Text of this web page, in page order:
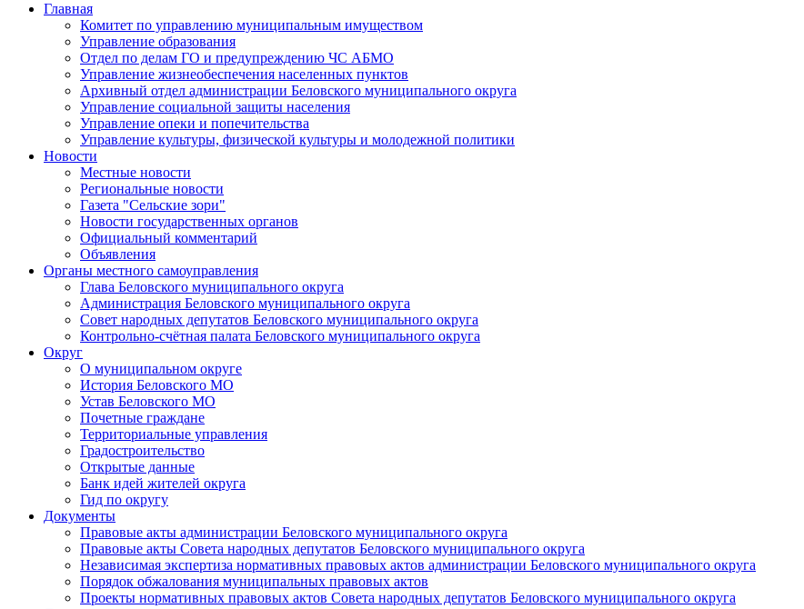
Главная
Комитет по управлению муниципальным имуществом
Управление образования
Отдел по делам ГО и предупреждению ЧС АБМО
Управление жизнеобеспечения населенных пунктов
Архивный отдел администрации Беловского муниципального округа
Управление социальной защиты населения
Управление опеки и попечительства
Управление культуры, физической культуры и молодежной политики
Новости
Местные новости
Региональные новости
Газета "Сельские зори"
Новости государственных органов
Официальный комментарий
Объявления
Органы местного самоуправления
Глава Беловского муниципального округа
Администрация Беловского муниципального округа
Совет народных депутатов Беловского муниципального округа
Контрольно-счётная палата Беловского муниципального округа
Округ
О муниципальном округе
История Беловского МО
Устав Беловского МО
Почетные граждане
Территориальные управления
Градостроительство
Открытые данные
Банк идей жителей округа
Гид по округу
Документы
Правовые акты администрации Беловского муниципального округа
Правовые акты Совета народных депутатов Беловского муниципального округа
Независимая экспертиза нормативных правовых актов администрации Беловского муниципального округа
Порядок обжалования муниципальных правовых актов
Проекты нормативных правовых актов Совета народных депутатов Беловского муниципального округа